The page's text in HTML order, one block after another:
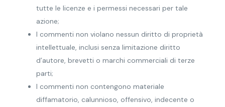
tutte le licenze e i permessi necessari per tale
azione;
I commenti non violano nessun diritto di proprietà
intellettuale, inclusi senza limitazione diritto
d’autore, brevetti o marchi commerciali di terze
parti;
I commenti non contengono materiale
diffamatorio, calunnioso, offensivo, indecente o